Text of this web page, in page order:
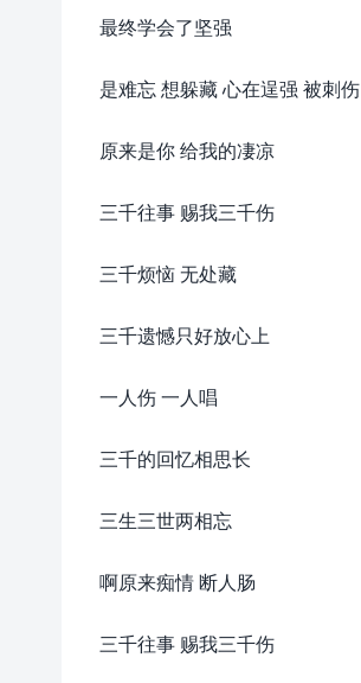
最终学会了坚强
是难忘 想躲藏 心在逞强 被刺伤
原来是你 给我的凄凉
三千往事 赐我三千伤
三千烦恼 无处藏
三千遗憾只好放心上
一人伤 一人唱
三千的回忆相思长
三生三世两相忘
啊原来痴情 断人肠
三千往事 赐我三千伤